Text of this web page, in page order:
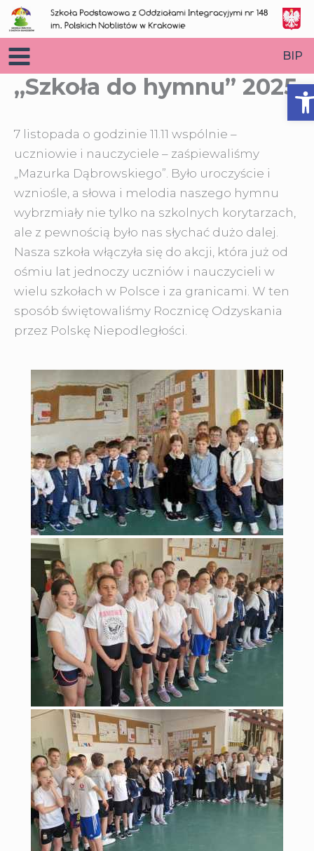
Przejdź
do
treści
BIP
„Szkoła do hymnu” 2025
7 listopada o godzinie 11.11 wspólnie –
uczniowie i nauczyciele – zaśpiewaliśmy
„Mazurka Dąbrowskiego”. Było uroczyście i
wzniośle, a słowa i melodia naszego hymnu
wybrzmiały nie tylko na szkolnych korytarzach,
ale z pewnością było nas słychać dużo dalej.
Nasza szkoła włączyła się do akcji, która już od
ośmiu lat jednoczy uczniów i nauczycieli w
wielu szkołach w Polsce i za granicami. W ten
sposób świętowaliśmy Rocznicę Odzyskania
przez Polskę Niepodległości.